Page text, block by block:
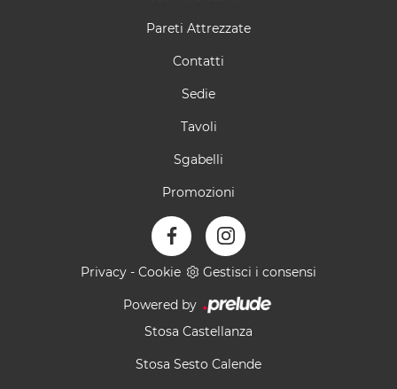
Pareti Attrezzate
Contatti
Sedie
Tavoli
Sgabelli
Promozioni
Privacy - Cookie Gestisci i consensi
Powered by
Stosa Castellanza
Stosa Sesto Calende